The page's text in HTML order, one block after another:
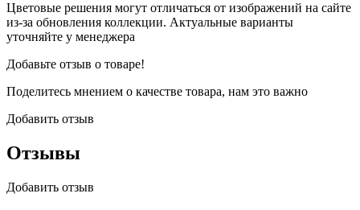
Цветовые решения могут отличаться от изображений на сайте
из-за обновления коллекции. Актуальные варианты
уточняйте у менеджера
Добавьте отзыв о товаре!
Поделитесь мнением о качестве товара, нам это важно
Добавить отзыв
Отзывы
Добавить отзыв